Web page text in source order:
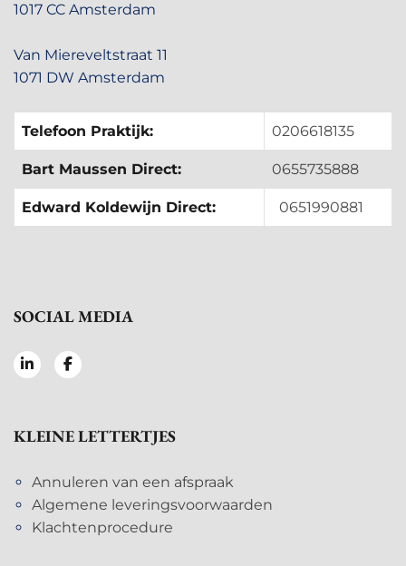
1017 CC Amsterdam
Van Miereveltstraat 11
1071 DW Amsterdam
Telefoon Praktijk: 0206618135
Bart Maussen Direct: 0655735888
Edward Koldewijn Direct: 0651990881
SOCIAL MEDIA
KLEINE LETTERTJES
Annuleren van een afspraak
Algemene leveringsvoorwaarden
Klachtenprocedure